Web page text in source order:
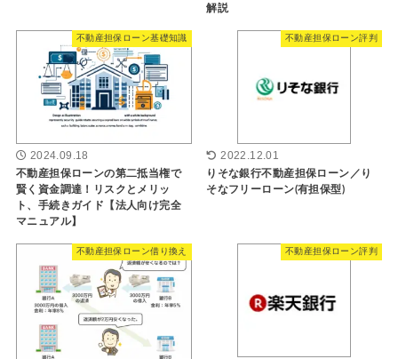
解説
不動産担保ローン基礎知識
2024.09.18
不動産担保ローンの第二抵当権で
賢く資金調達！リスクとメリッ
ト、手続きガイド【法人向け完全
マニュアル】
不動産担保ローン評判
2022.12.01
りそな銀行不動産担保ローン／り
そなフリーローン(有担保型)
不動産担保ローン借り換え 不動産担保ローン評判